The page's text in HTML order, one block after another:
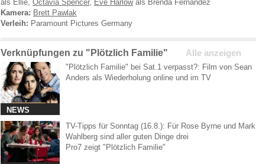
als Ellie, Octavia Spencer, Eve Harlowals Brenda Fernandez
Kamera: Brett Pawlak
Verleih: Paramount Pictures Germany
Verknüpfungen zu "Plötzlich Familie" Alle anzeigen
NEWS
"Plötzlich Familie" bei Sat.1 verpasst?: Film von Sean
Anders als Wiederholung online und im TV
TV-Tipps für Sonntag (16.8.): Für Rose Byrne und Mark
Wahlberg sind aller guten Dinge drei
Pro7 zeigt "Plötzlich Familie"